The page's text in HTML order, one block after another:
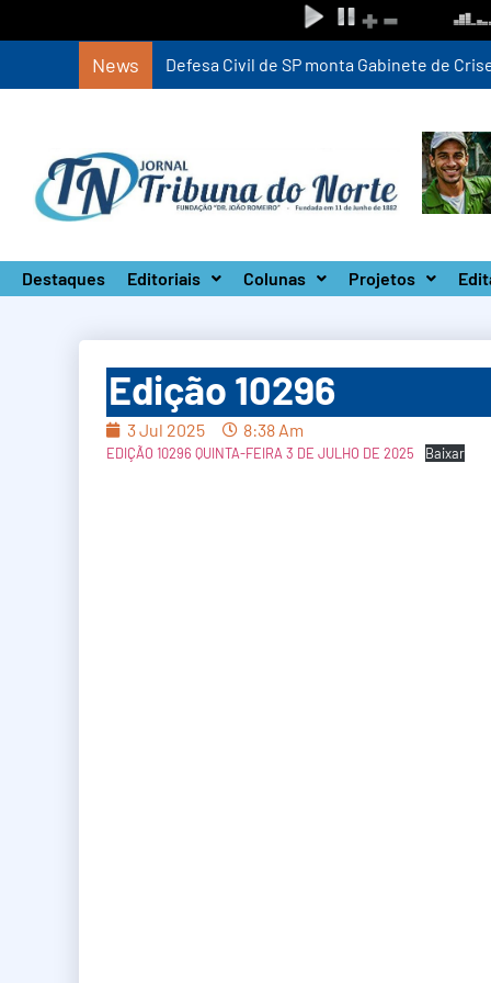
News Defesa Civil de SP monta Gabinete de
Destaques Editoriais Colunas Projetos
Edição 10296
3 Jul 2025 8:38 Am
EDIÇÃO 10296 QUINTA-FEIRA 3 DE JULHO DE 2025 Baixar